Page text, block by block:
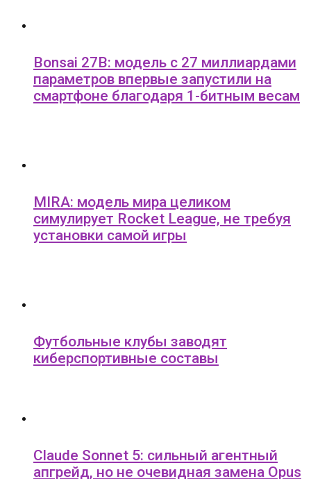
Bonsai 27B: модель с 27 миллиардами
параметров впервые запустили на
смартфоне благодаря 1-битным весам
MIRA: модель мира целиком
симулирует Rocket League, не требуя
установки самой игры
Футбольные клубы заводят
киберспортивные составы
Claude Sonnet 5: сильный агентный
апгрейд, но не очевидная замена Opus